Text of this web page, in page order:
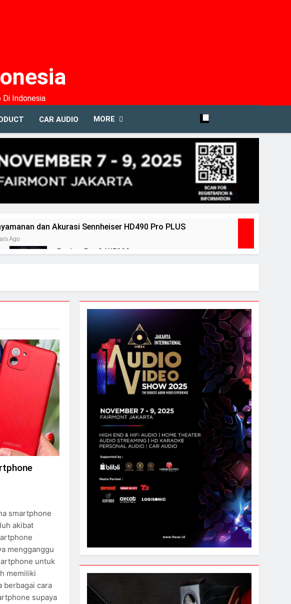
Di Indonesia
CAR AUDIO MORE
dan Akurasi Sennheiser HD490 Pro PLUS
Ago
Review BenQ W5800
game terbaik untuk menguji headphone dan speaker Anda
spherical Pearl Pelegrina edisi terbatas
smartphone
akibat
mengganggu
untuk
memiliki
berbagai cara
supaya